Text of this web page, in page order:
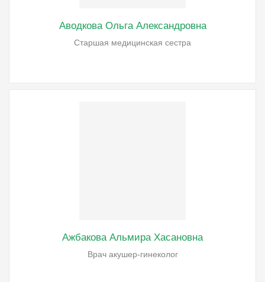
Аводкова Ольга Александровна
Старшая медицинская сестра
Ажбакова Альмира Хасановна
Врач акушер-гинеколог